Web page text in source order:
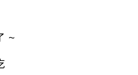
~